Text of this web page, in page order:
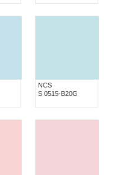
NCS
S 0515-B20G